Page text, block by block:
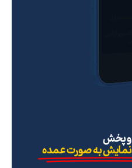
و پخش
به صورت عمده